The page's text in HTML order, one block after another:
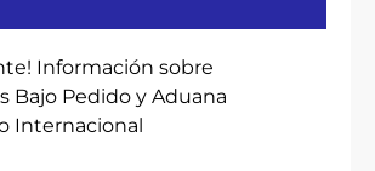
Información sobre
Bajo Pedido y Aduana
Internacional